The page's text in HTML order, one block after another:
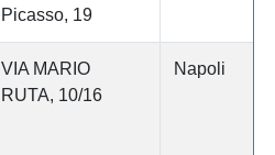
Picasso, 19
VIA MARIO
RUTA, 10/16
Napoli